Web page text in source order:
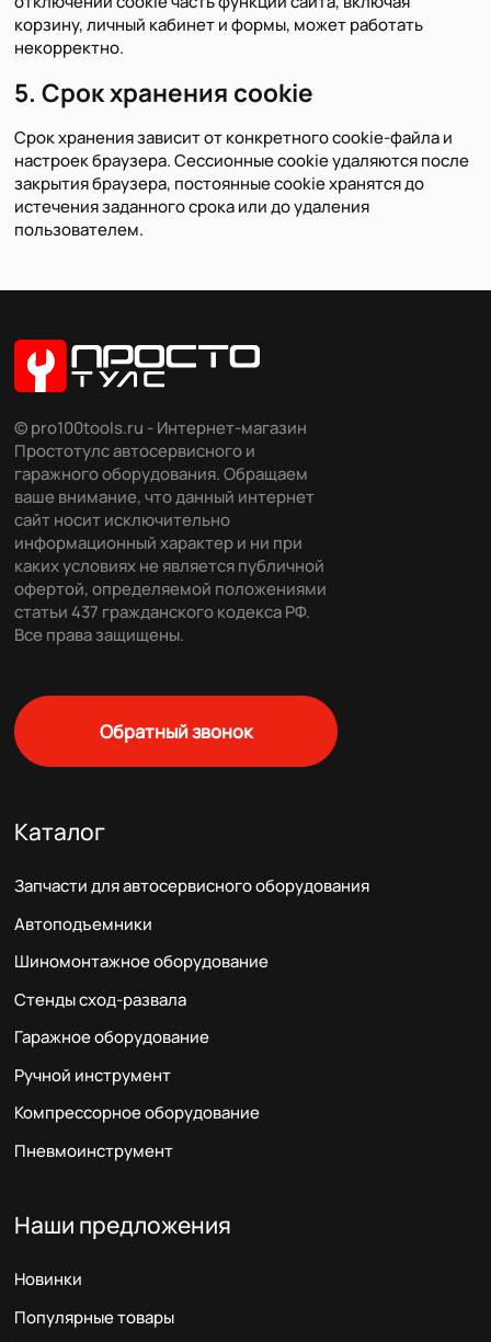
корзину, личный кабинет и формы, может работать
некорректно.
5. Срок хранения cookie
Срок хранения зависит от конкретного cookie-файла и
настроек браузера. Сессионные cookie удаляются после
закрытия браузера, постоянные cookie хранятся до
истечения заданного срока или до удаления
пользователем.
© pro100tools.ru - Интернет-магазин
Простотулс автосервисного и
гаражного оборудования. Обращаем
ваше внимание, что данный интернет
сайт носит исключительно
информационный характер и ни при
каких условиях не является публичной
офертой, определяемой положениями
статьи 437 гражданского кодекса РФ.
Все права защищены.
Обратный звонок
Каталог
Запчасти для автосервисного оборудования
Автоподъемники
Шиномонтажное оборудование
Стенды сход-развала
Гаражное оборудование
Ручной инструмент
Компрессорное оборудование
Пневмоинструмент
Наши предложения
Новинки
Популярные товары